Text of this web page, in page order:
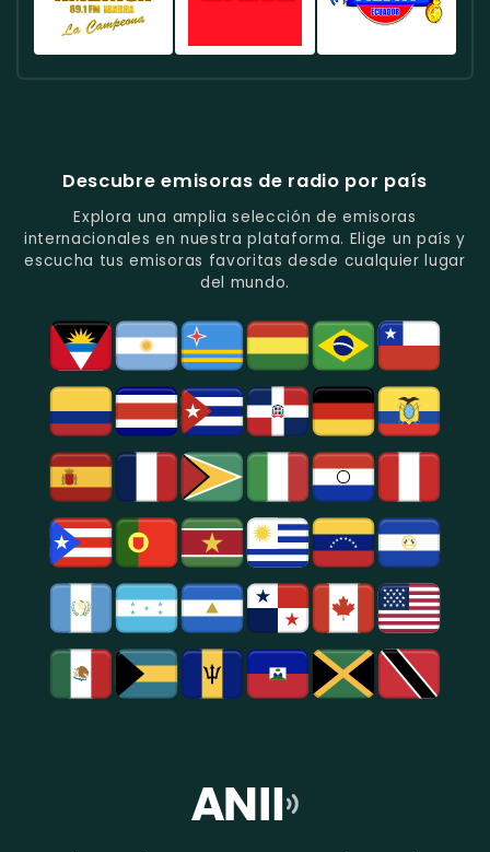
Quito.
Quito.
Música
Tropical
Y
Programas
Emisora
Con
Música
Del
Recuerdo
En
Quito.
Estación
De
Los
Deportes
En
Guayaquil.
Populares
Y
Folclore
En
Azogues.
Descubre emisoras de radio por país
Explora una amplia selección de emisoras
internacionales en nuestra plataforma. Elige un país y
escucha tus emisoras favoritas desde cualquier lugar
del mundo.